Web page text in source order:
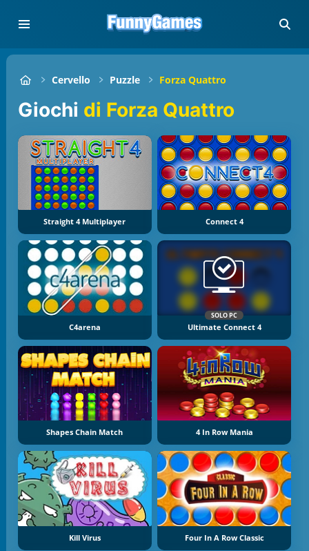
Cervello Puzzle Forza Quattro
Giochi di Forza Quattro
Straight 4 Multiplayer Connect 4
C4arena
SOLO PC
Ultimate Connect 4
Shapes Chain Match 4 In Row Mania
Kill Virus Four In A Row Classic